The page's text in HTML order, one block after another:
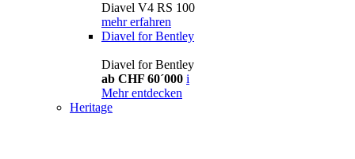
Diavel V4 RS 100
mehr erfahren
Diavel for Bentley
Diavel for Bentley
ab CHF 60´000 i
Mehr entdecken
Heritage